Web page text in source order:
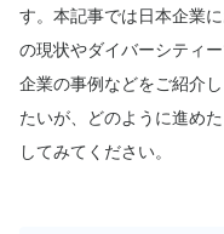
す。本記事では日本企業
の現状やダイバーシティ
企業の事例などをご紹介
たいが、どのように進め
してみてください。